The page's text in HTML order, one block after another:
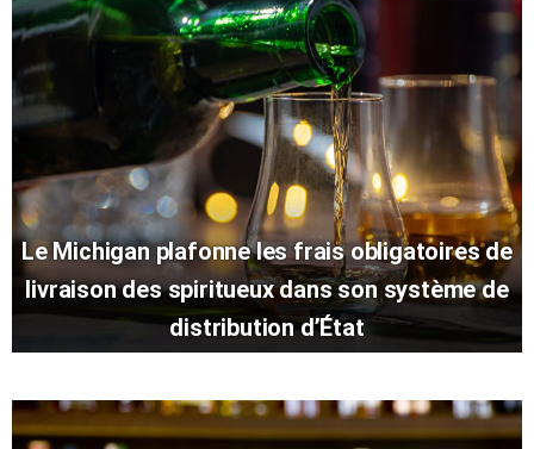
Le Michigan plafonne les frais obligatoires de
livraison des spiritueux dans son système de
distribution d’État